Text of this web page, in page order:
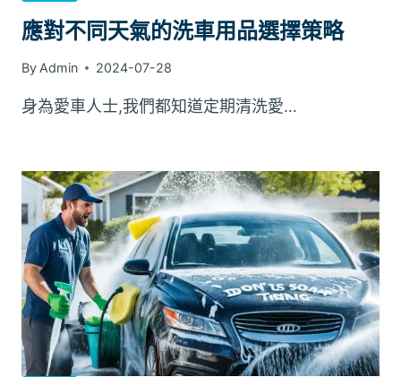
應對不同天氣的洗車用品選擇策略
By Admin 2024-07-28
身為愛車人士,我們都知道定期清洗愛…